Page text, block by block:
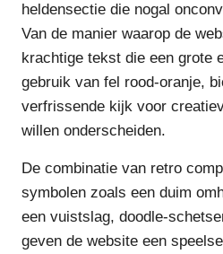
heldensectie die nogal
Van de manier waarop de
krachtige tekst die een grote
gebruik van fel rood-oranje,
verfrissende kijk voor
willen onderscheiden.
De combinatie van retro
symbolen zoals een duim
een vuistslag, doodle-
geven de website een